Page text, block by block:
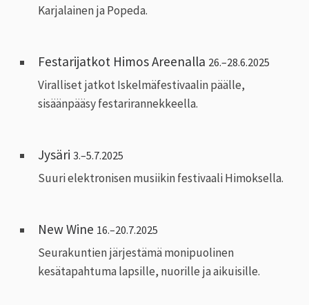
Karjalainen ja Popeda.
Festarijatkot Himos Areenalla 26.–28.6.2025
Viralliset jatkot Iskelmäfestivaalin päälle,
sisäänpääsy festarirannekkeella.
Jysäri 3.–5.7.2025
Suuri elektronisen musiikin festivaali Himoksella.
New Wine 16.–20.7.2025
Seurakuntien järjestämä monipuolinen
kesätapahtuma lapsille, nuorille ja aikuisille.